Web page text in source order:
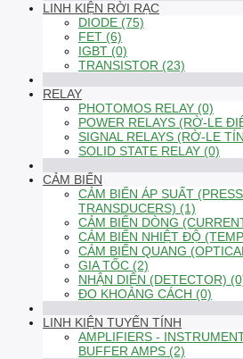
LINH KIỆN RỜI RẠC
DIODE (75)
FET (6)
IGBT (0)
TRANSISTOR (23)
RELAY
PHOTOMOS RELAY (0)
POWER RELAYS (RỜ-LE
SIGNAL RELAYS (RỜ-LE
SOLID STATE RELAY (0)
CẢM BIẾN
CẢM BIẾN ÁP SUẤT
TRANSDUCERS) (1)
CẢM BIẾN DÒNG
CẢM BIẾN NHIỆT ĐỘ
CẢM BIẾN QUANG
GIA TỐC (2)
NHẬN DIỆN (DETECTOR)
ĐO KHOẢNG CÁCH (0)
LINH KIỆN TUYẾN TÍNH
AMPLIFIERS -
BUFFER AMPS (2)